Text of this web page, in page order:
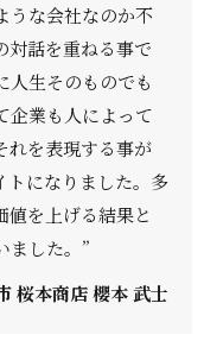
うな会社なのか不
対話を重ねる事で
人生そのものでも
企業も人によって
れを表現する事が
トになりました。多
値を上げる結果と
ました。”
桜本商店 櫻本 武士